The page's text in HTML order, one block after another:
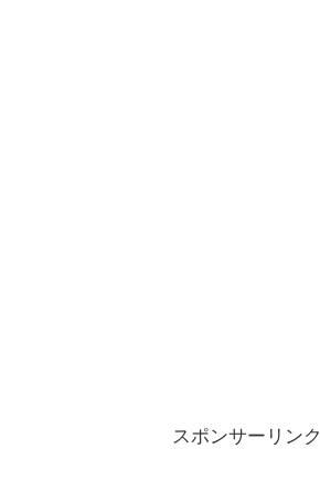
スポンサーリンク